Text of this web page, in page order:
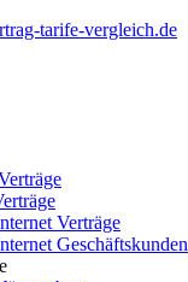
tarife-vergleich.de
Verträge
Geschäftskunden